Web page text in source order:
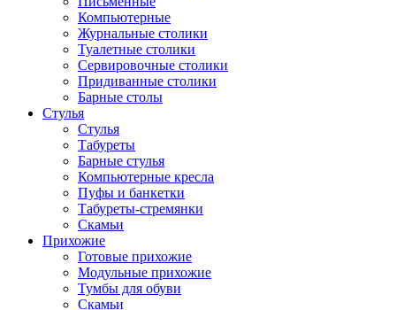
Компьютерные
Журнальные столики
Туалетные столики
Сервировочные столики
Придиванные столики
Барные столы
Стулья
Стулья
Табуреты
Барные стулья
Компьютерные кресла
Пуфы и банкетки
Табуреты-стремянки
Скамьи
Прихожие
Готовые прихожие
Модульные прихожие
Тумбы для обуви
Скамьи